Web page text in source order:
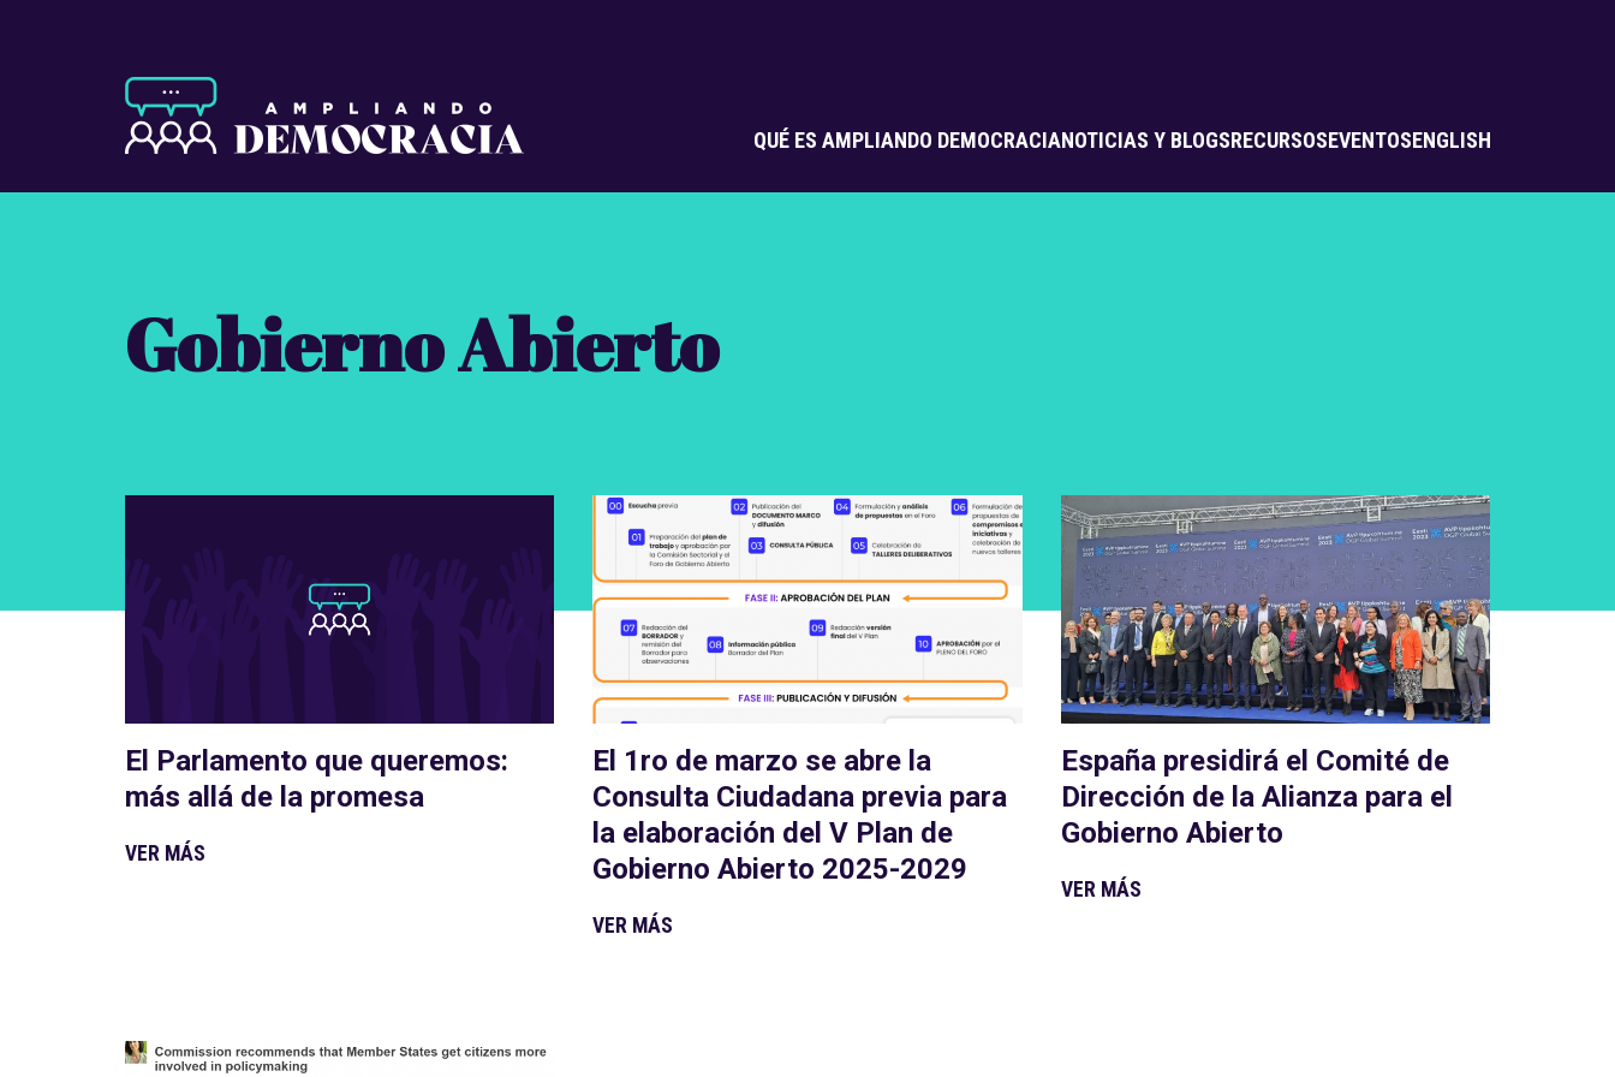
QUÉ ES AMPLIANDO DEMOCRACIANOTICIAS Y BLOGSRECURSOSEVENTOSENGLISH
Gobierno Abierto
El Parlamento que queremos:
más allá de la promesa
VER MÁS
El 1ro de marzo se abre la
Consulta Ciudadana previa para
la elaboración del V Plan de
Gobierno Abierto 2025-2029
VER MÁS
España presidirá el Comité de
Dirección de la Alianza para el
Gobierno Abierto
VER MÁS